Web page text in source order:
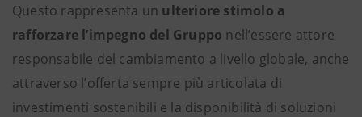
Questo rappresenta un ulteriore stimolo a
rafforzare l’impegno del Gruppo nell’essere attore
responsabile del cambiamento a livello globale, anche
attraverso l’offerta sempre più articolata di
investimenti sostenibili e la disponibilità di soluzioni